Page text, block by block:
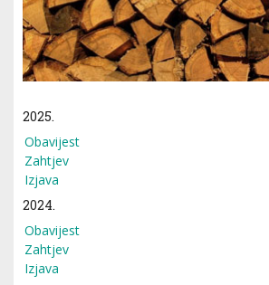
2025.
Obavijest
Zahtjev
Izjava
2024.
Obavijest
Zahtjev
Izjava